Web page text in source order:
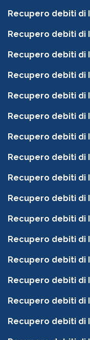
Recupero debiti di
Recupero debiti di
Recupero debiti di
Recupero debiti di
Recupero debiti di
Recupero debiti di
Recupero debiti di
Recupero debiti di
Recupero debiti di
Recupero debiti di
Recupero debiti di
Recupero debiti di
Recupero debiti di
Recupero debiti di
Recupero debiti di
Recupero debiti di